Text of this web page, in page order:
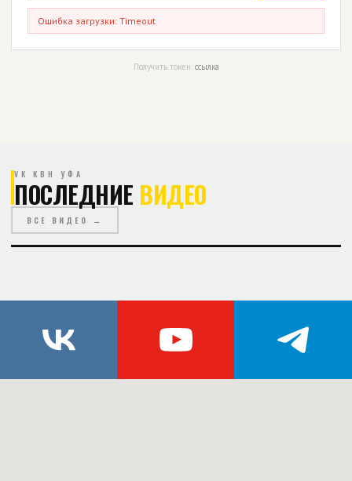
Ошибка загрузки: Timeout
Получить токен: ссылка
VK КВН УФА
ПОСЛЕДНИЕ ВИДЕО
ВСЕ ВИДЕО →